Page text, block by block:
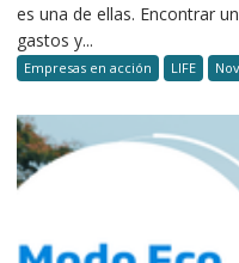
es una de ellas. Encontrar
gastos y...
Empresas en acción LIFE